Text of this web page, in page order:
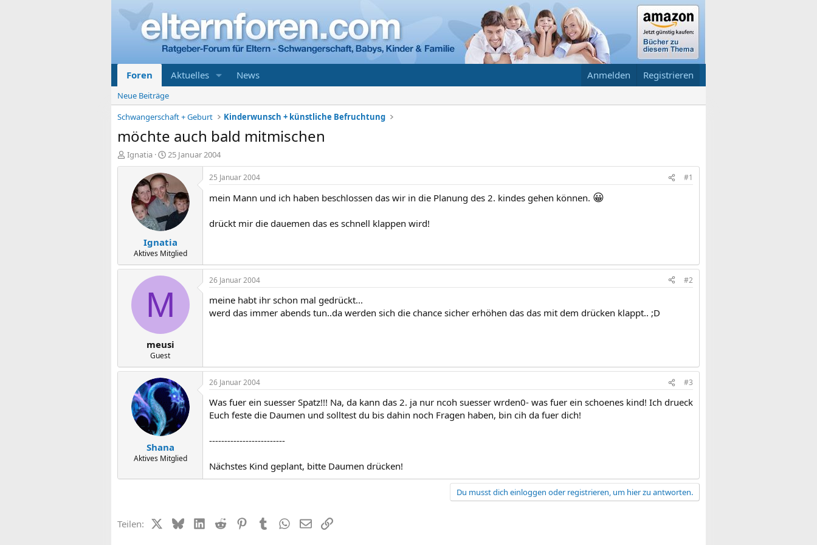
Foren Aktuelles News Anmelden Registrieren
Neue Beiträge
Schwangerschaft + Geburt
Kinderwunsch + künstliche Befruchtung
möchte auch bald mitmischen
E
r
Ignatia
E
r
s
t
e
l
l
t
a
m
25 Januar 2004
Ignatia
Aktives Mitglied
25 Januar 2004 #1
mein Mann und ich haben beschlossen das wir in die Planung des 2. kindes gehen können. 😀
drückt mir die dauemen das es schnell klappen wird!
M
meusi
Guest
26 Januar 2004 #2
meine habt ihr schon mal gedrückt...
werd das immer abends tun..da werden sich die chance sicher erhöhen das das mit dem drücken klappt.. ;D
Shana
Aktives Mitglied
26 Januar 2004 #3
Was fuer ein suesser Spatz!!! Na, da kann das 2. ja nur ncoh suesser wrden0- was fuer ein schoenes kind! Ich drueck
Euch feste die Daumen und solltest du bis dahin noch Fragen haben, bin cih da fuer dich!
-------------------------
Nächstes Kind geplant, bitte Daumen drücken!
Du musst dich einloggen oder registrieren, um hier zu antworten.
Teilen: X (Twitter)
BlueskyLinkedIn
Reddit PinterestTumblrWhatsApp
E-MailLink